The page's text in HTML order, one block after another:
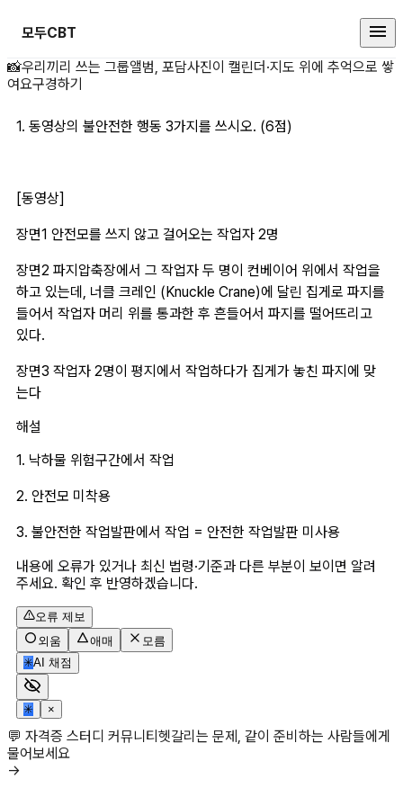
모두CBT
1. 동영상의 불안전한 상세 페이지
📸우리끼리 쓰는 그룹앨범, 포담사진이 캘린더·지도 위에 추억으로 쌓
여요구경하기
1. 동영상의 불안전한 행동 3가지를 쓰시오. (6점)
[동영상]
장면1 안전모를 쓰지 않고 걸어오는 작업자 2명
장면2 파지압축장에서 그 작업자 두 명이 컨베이어 위에서 작업을
하고 있는데, 너클 크레인 (Knuckle Crane)에 달린 집게로 파지를
들어서 작업자 머리 위를 통과한 후 흔들어서 파지를 떨어뜨리고
있다.
장면3 작업자 2명이 평지에서 작업하다가 집게가 놓친 파지에 맞
는다
해설
1. 낙하물 위험구간에서 작업
2. 안전모 미착용
3. 불안전한 작업발판에서 작업 = 안전한 작업발판 미사용
내용에 오류가 있거나 최신 법령·기준과 다른 부분이 보이면 알려
주세요. 확인 후 반영하겠습니다.
오류 제보
외움
애매
모름
✳AI 채점
✳ ×
💬 자격증 스터디 커뮤니티헷갈리는 문제, 같이 준비하는 사람들에게
물어보세요
→